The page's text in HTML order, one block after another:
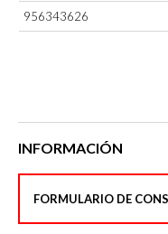
956343626
INFORMACIÓN
FORMULARIO DE